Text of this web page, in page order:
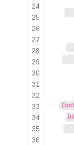
24
25
26
27
28
29
30
31
32
33
34
35
36